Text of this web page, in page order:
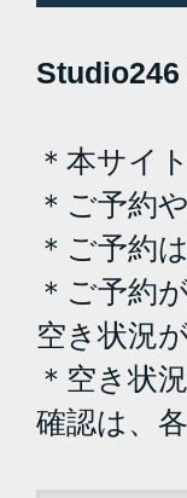
Studio246
＊本サイ
＊ご予約
＊ご予約
＊ご予約
空き状況
＊空き状
確認は、